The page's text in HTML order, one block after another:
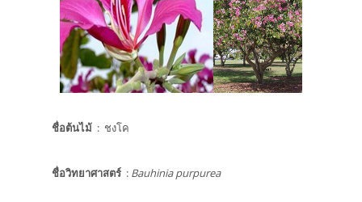
ชื่อต้นไม้ : ชงโค
ชื่อวิทยาศาสตร์ : Bauhinia purpurea